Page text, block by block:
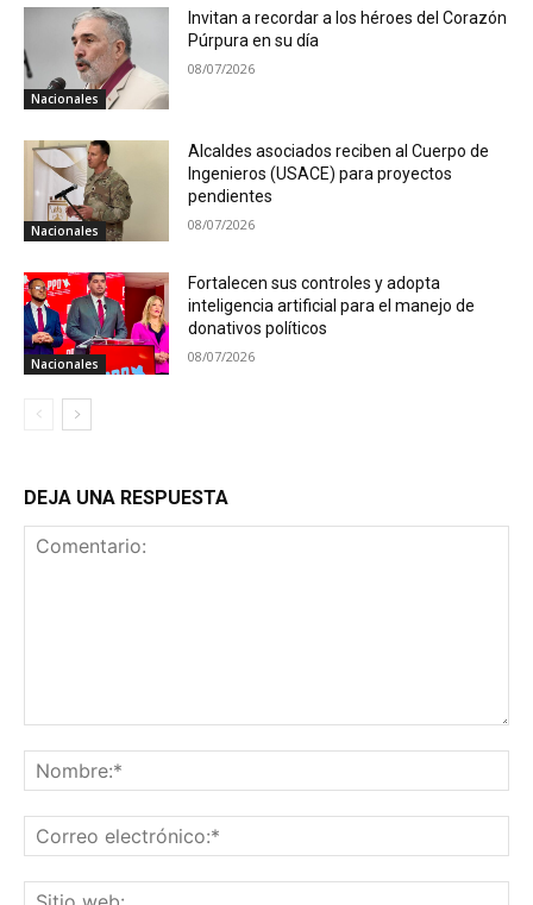
Nacionales
Invitan a recordar a los héroes del Corazón
Púrpura en su día
08/07/2026
Nacionales
Alcaldes asociados reciben al Cuerpo de
Ingenieros (USACE) para proyectos
pendientes
08/07/2026
Nacionales
Fortalecen sus controles y adopta
inteligencia artificial para el manejo de
donativos políticos
08/07/2026
DEJA UNA RESPUESTA